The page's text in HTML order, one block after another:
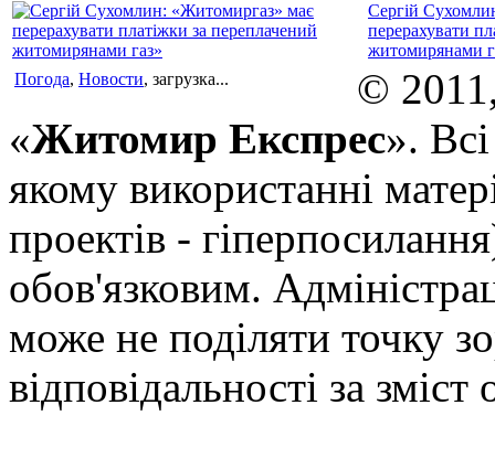
Сергій
перерахувати
житомирянами
Погода, Новости, загрузка...
©
«Житомир Експрес».
якому використанні
проектів -
обов'язковим.
може не поділяти точку
відповідальності за